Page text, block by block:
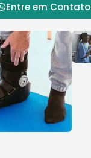
Entre em Contato